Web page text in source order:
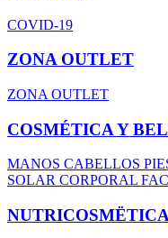
COVID-19
ZONA OUTLET
ZONA OUTLET
COSMÉTICA Y
MANOS CABELLOS
SOLAR CORPORAL